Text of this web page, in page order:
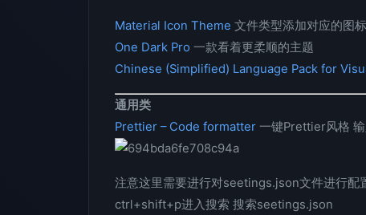
Material Icon Theme 文件类型添加对应的图
One Dark Pro 一款看着更柔顺的主题
Chinese (Simplified) Language Pack for
通用类
Prettier – Code formatter 一键Prettier风格
注意这里需要进行对seetings.json文件进行配
ctrl+shift+p进入搜索 搜索seetings.json